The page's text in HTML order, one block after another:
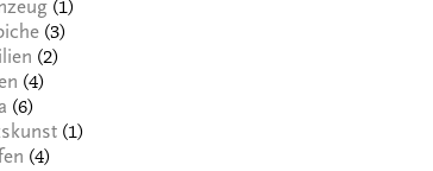
(1)
(3)
(2)
(4)
(6)
(1)
(4)